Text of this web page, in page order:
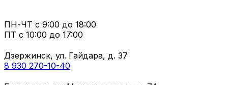
ПН-ЧТ с 9:00 до 18:00
ПТ с 10:00 до 17:00
Дзержинск, ул. Гайдара, д. 37
8 930 270-10-40